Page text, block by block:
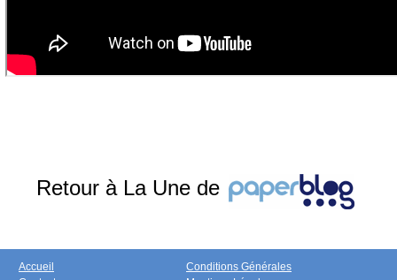
Retour à La Une de
Accueil
Conditions Générales